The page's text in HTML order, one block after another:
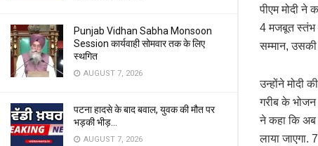
Punjab Vidhan Sabha Monsoon
Session कार्यवाही सोमवार तक के लिए
स्थगित
AUGUST 7, 2026
पटना हादसे के बाद बवाल, युवक की मौत पर
भड़की भीड़…
AUGUST 7, 2026
पीएम मोदी ने
4 मजबूत स्तंभ
सम्मान,
उन्होंने मोदी
गरीब के भोजन
ने कहा कि अब
लाया जाएगा.